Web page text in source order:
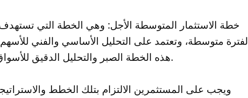
لفترة متوسطة، وتعتمد على التحليل الأساسي والفني
هذه الخطة الصبر والتحليل الدقيق للأسواق المالية.
ويجب على المستثمرين الالتزام بتلك الخطط